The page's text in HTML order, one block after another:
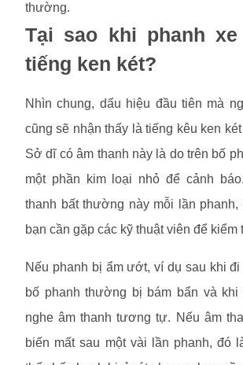
thường.
Tại sao khi phanh
tiếng ken két?
Nhìn chung, dấu hiệu đầu tiên mà
cũng sẽ nhận thấy là tiếng kêu ken
Sở dĩ có âm thanh này là do trên bố
một phần kim loại nhỏ để cảnh
thanh bất thường này mỗi lần
bạn cần gặp các kỹ thuật viên để kiểm
Nếu phanh bị ẩm ướt, ví dụ sau khi
bố phanh thường bị bám bẩn và khi
nghe âm thanh tương tự. Nếu âm
biến mất sau một vài lần phanh, đó